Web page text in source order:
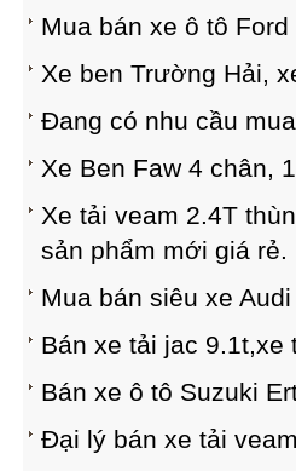
Mua bán xe ô tô
Xe ben Trường Hải,
Đang có nhu cầu
Xe Ben Faw 4 chân,
Xe tải veam 2.4T
sản phẩm mới giá rẻ.
Mua bán siêu xe
Bán xe tải jac
Bán xe ô tô Suzuki
Đại lý bán xe tải